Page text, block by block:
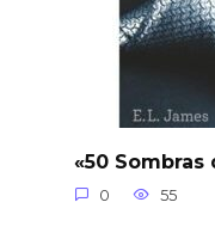
«50 Sombras
0 55